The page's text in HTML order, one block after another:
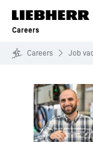
Skip to content
Careers
Careers Job